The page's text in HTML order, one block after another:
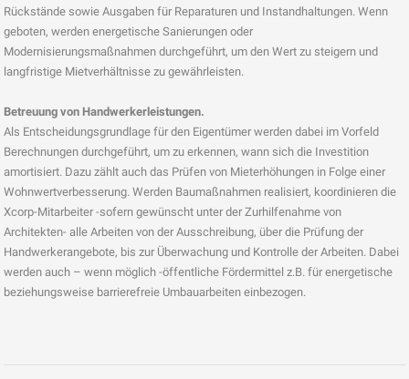
Rückstände sowie Ausgaben für Reparaturen und Instandhaltungen. Wenn
geboten, werden energetische Sanierungen oder
Modernisierungsmaßnahmen durchgeführt, um den Wert zu steigern und
langfristige Mietverhältnisse zu gewährleisten.
Betreuung von Handwerkerleistungen.
Als Entscheidungsgrundlage für den Eigentümer werden dabei im Vorfeld
Berechnungen durchgeführt, um zu erkennen, wann sich die Investition
amortisiert. Dazu zählt auch das Prüfen von Mieterhöhungen in Folge einer
Wohnwertverbesserung. Werden Baumaßnahmen realisiert, koordinieren die
Xcorp-Mitarbeiter -sofern gewünscht unter der Zurhilfenahme von
Architekten- alle Arbeiten von der Ausschreibung, über die Prüfung der
Handwerkerangebote, bis zur Überwachung und Kontrolle der Arbeiten. Dabei
werden auch – wenn möglich -öffentliche Fördermittel z.B. für energetische
beziehungsweise barrierefreie Umbauarbeiten einbezogen.